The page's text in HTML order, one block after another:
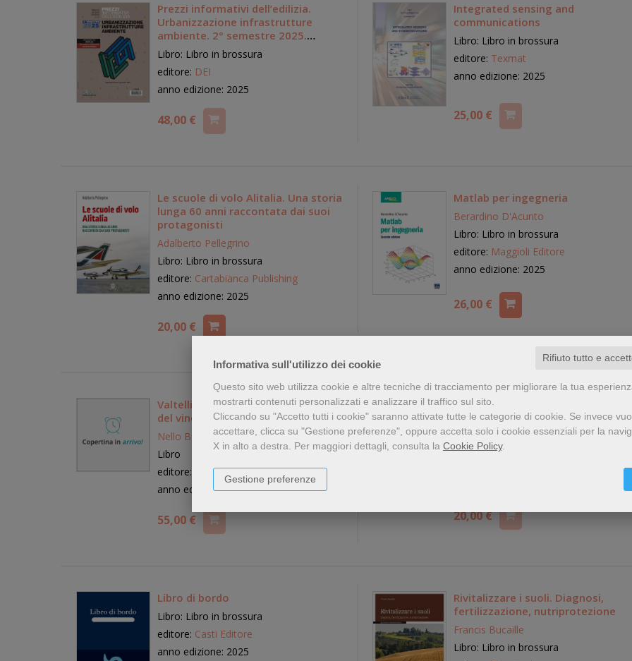
Informativa sull'utilizzo dei cookie
Rifiuto tutto e
Questo sito web utilizza cookie e altre tecniche di tracciamento per migliorare la tua
mostrarti contenuti personalizzati e analizzare il traffico sul sito.
Cliccando su "Accetto tutti i cookie" saranno attivate tutte le categorie di cookie. Se invece
accettare, clicca su "Gestione preferenze", oppure accetta solo i cookie essenziali per la
X in alto a destra. Per maggiori dettagli, consulta la Cookie Policy.
Gestione preferenze
Prezzi informativi dell’edilizia.
Urbanizzazione infrastrutture
ambiente. 2° semestre 2025.
Materiali e opere compiute.
Rilevazione prezzi novembre 2025
Libro: Libro in brossura
editore: DEI
anno edizione: 2025
48,00 €
Integrated sensing and
communications
Libro: Libro in brossura
editore: Texmat
anno edizione: 2025
25,00 €
Le scuole di volo Alitalia. Una storia
lunga 60 anni raccontata dai suoi
protagonisti
Adalberto Pellegrino
Libro: Libro in brossura
editore: Cartabianca Publishing
anno edizione: 2025
20,00 €
Matlab per ingegneria
Berardino D'Acunto
Libro: Libro in brossura
editore: Maggioli Editore
anno edizione: 2025
26,00 €
Valtellina culla della chiavennasca e
del vino. Testimonianza di umanità
Nello Bongiolatti,Elisa Bongiolatti
Libro
editore:
Stefanoni Editrice
anno edizione: 2025
55,00 €
Le ruote del riso. Coltivazione,
lavorazione e storia in Piemonte,
Lombardia, Veneto ed Emilia-
Romagna
Libro: Libro in brossura
20,00 €
Libro di bordo
Libro: Libro in brossura
editore: Casti Editore
anno edizione: 2025
Rivitalizzare i suoli. Diagnosi,
fertilizzazione, nutriprotezione
Francis Bucaille
Libro: Libro in brossura